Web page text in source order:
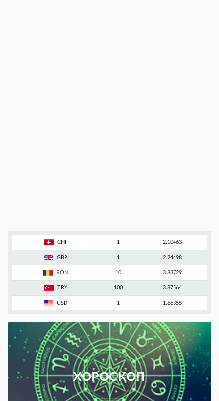
CHF 1 2.10463
GBP 1 2.24498
RON 10 3.83729
TRY 100 3.87564
USD 1 1.66355
ХОРОСКОП